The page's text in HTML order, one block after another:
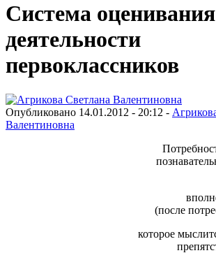
Система оценивания
деятельности
первоклассников
Опубликовано 14.01.2012 - 20:12 -
Валентиновна
вполне
(после
которое